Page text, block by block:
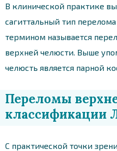
В клинической практике
сагиттальный тип
термином называется
верхней челюсти. Выше
челюсть является парной
Переломы
классификации
С практической точки